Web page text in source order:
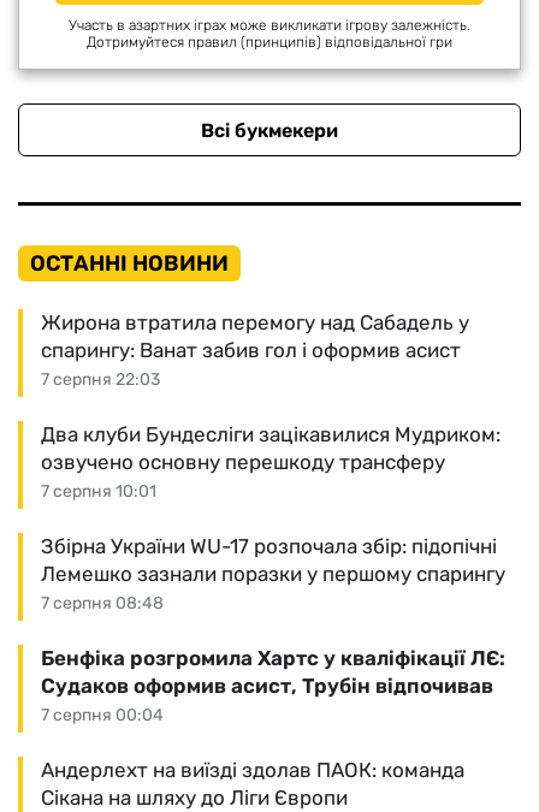
Участь в азартних іграх може викликати ігрову залежність.
Дотримуйтеся правил (принципів) відповідальної гри
Всі букмекери
ОСТАННІ НОВИНИ
7 серпня 22:03
Жирона втратила перемогу над Сабадель у
спарингу: Ванат забив гол і оформив асист
7 серпня 10:01
Два клуби Бундесліги зацікавилися Мудриком:
озвучено основну перешкоду трансферу
7 серпня 08:48
Збірна України WU-17 розпочала збір: підопічні
Лемешко зазнали поразки у першому спарингу
7 серпня 00:04
Бенфіка розгромила Хартс у кваліфікації ЛЄ:
Судаков оформив асист, Трубін відпочивав
Андерлехт на виїзді здолав ПАОК: команда
Сікана на шляху до Ліги Європи